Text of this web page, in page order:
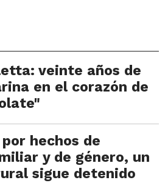
veinte años de
en el corazón de
hechos de
y de género, un
sigue detenido